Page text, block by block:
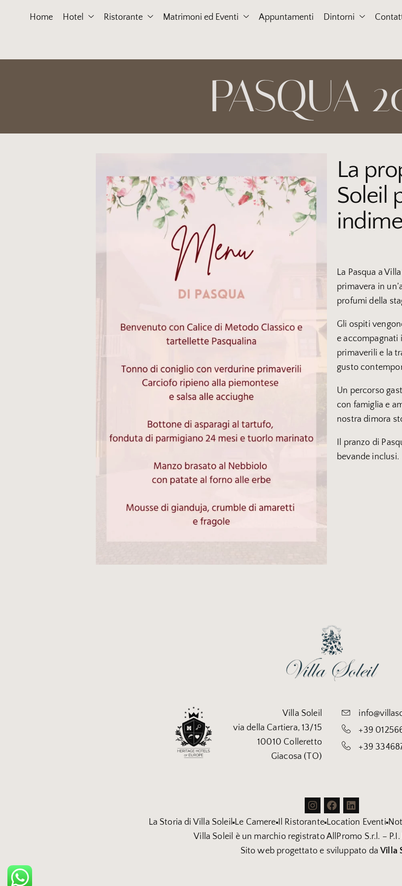
Home Hotel Ristorante Matrimoni ed Eventi Appuntamenti Dintorni
PASQUA
La
Soleil
La Pasqua a
primavera in
profumi della
Gli ospiti
e accompagnati
primaverili e la
gusto
Un percorso
con famiglia e
nostra dimora
Il pranzo di
bevande inclusi.
Villa Soleil
via della Cartiera, 13/15
10010 Colleretto
Giacosa (TO)
+39
+39
La Storia di Villa Soleil Le Camere Il Ristorante Location Eventi
Villa Soleil è un marchio registrato AllPromo S.r.l. –
Sito web progettato e sviluppato daVilla